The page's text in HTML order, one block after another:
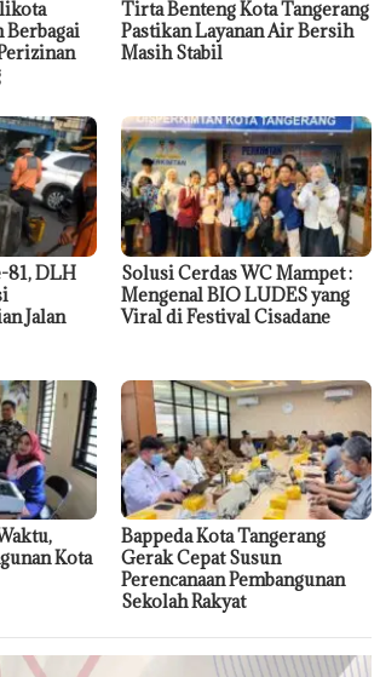
Berbagai
Tirta Benteng Kota Tangerang
Pastikan Layanan Air Bersih
Masih Stabil
81, DLH
Jalan
Solusi Cerdas WC Mampet :
Mengenal BIO LUDES yang
Viral di Festival Cisadane
Kota
Bappeda Kota Tangerang
Gerak Cepat Susun
Perencanaan Pembangunan
Sekolah Rakyat